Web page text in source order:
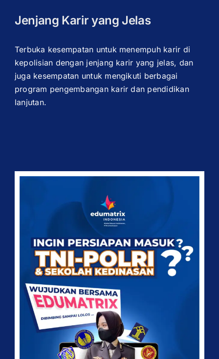
Jenjang Karir yang Jelas
Terbuka kesempatan untuk menempuh karir di
kepolisian dengan jenjang karir yang jelas, dan
juga kesempatan untuk mengikuti berbagai
program pengembangan karir dan pendidikan
lanjutan.